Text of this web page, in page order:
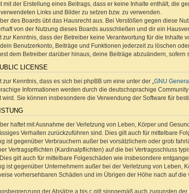
mit der Erstellung eines Beitrags, dass er keine Inhalte enthält, die
Links und Bilder zu setzen bzw. zu verwenden.
des Boards übt das Hausrecht aus. Bei Verstößen gegen diese
von der Nutzung dieses Boards ausschließen und dir ein
zur Kenntnis, dass der Betreiber keine Verantwortung für die
Benutzerkonto, Beiträge und Funktionen jederzeit zu löschen
dem Betreiber darüber hinaus, deine Beiträge abzuändern,
LICENSE
zur Kenntnis, dass es sich bei phpBB um eine unter der „ GNU
Informationen werden durch die deutschsprachige
wird. Sie können insbesondere die Verwendung der Software für
haftet mit Ausnahme der Verletzung von Leben, Körper und
Verhalten zurückzuführen sind. Dies gilt auch für mittelbare
ist gegenüber Verbrauchern außer bei vorsätzlichem oder grob
Vertragspflichten (Kardinalpflichten) auf die bei Vertragsschluss
gilt auch für mittelbare Folgeschäden wie insbesondere
ist gegenüber Unternehmern außer bei der Verletzung von Leben,
vorhersehbaren Schäden und im Übrigen der Höhe nach auf
der Absätze a bis c gilt sinngemäß auch zugunsten